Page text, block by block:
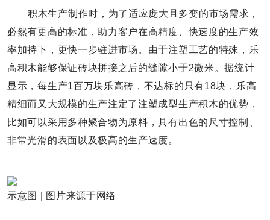
积木生产制作时，为了适应庞大且多变的市场需求，
必然有更高的标准，助力客户在高精度、快速度的生产效
率加持下，更快一步驻进市场。由于注塑工艺的特殊，乐
高积木能够保证砖块拼接之后的缝隙小于2微米。据统计
显示，每生产1百万块乐高砖，不达标的只有18块，乐高
精细而又大规模的生产注定了注塑成型生产积木的优势，
比如可以采用多种聚合物为原料，具有出色的尺寸控制、
非常光滑的表面以及极高的生产速度。
示意图 | 图片来源于网络